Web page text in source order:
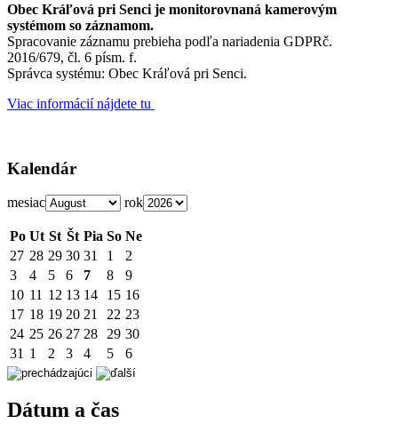
Obec Kráľová pri Senci je monitorovnaná kamerovým
systémom so záznamom.
Spracovanie záznamu prebieha podľa nariadenia GDPRč.
2016/679, čl. 6 písm. f.
Správca systému: Obec Kráľová pri Senci.
Viac informácií nájdete tu
Kalendár
mesiac rok
Po Ut St Št Pia So Ne
27 28 29 30 31 1
2
3
4 5 6 7 8
9
10 11 12 13 14 15 16
17 18 19 20 21 22 23
24 25 26 27 28 29 30
31 1 2 3 4 5 6
Dátum a čas